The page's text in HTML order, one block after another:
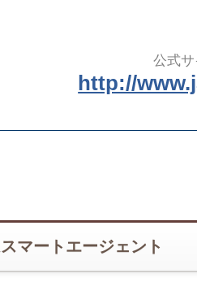
公式
http://
マートエージェント